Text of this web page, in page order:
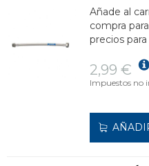
Añade al
compra
precios
2,99 €
Impuestos no